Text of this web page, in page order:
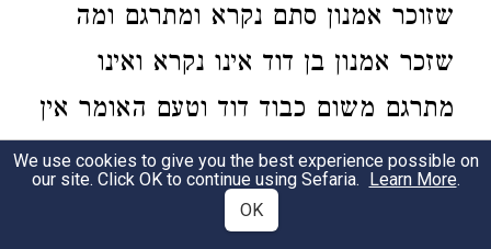
שזוכר אמנון סתם נקרא ומתרגם ומה
שזכר אמנון בן דוד אינו נקרא ואינו
מתרגם משום כבוד דוד וטעם האומר אין
מפטירין במרכבה כדי שלא ישאלו
ההמון כשישמעו אותה ולא יוסיף להם
We use cookies to give you the best experience possible on
our site. Click OK to continue using Sefaria. Learn More.
OK